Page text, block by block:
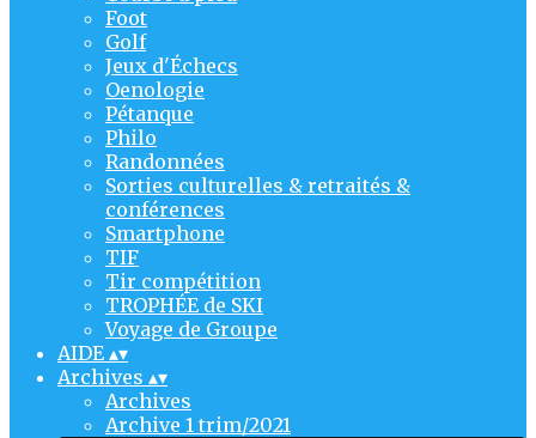
Foot
Golf
Jeux d'Échecs
Oenologie
Pétanque
Philo
Randonnées
Sorties culturelles & retraités &
conférences
Smartphone
TIF
Tir compétition
TROPHÉE de SKI
Voyage de Groupe
AIDE ▴▾
Archives ▴▾
Archives
Archive 1 trim/2021